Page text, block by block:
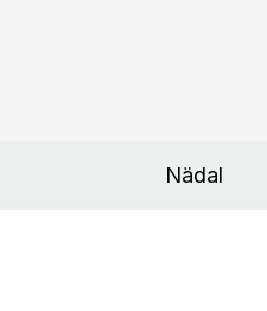
Nädal